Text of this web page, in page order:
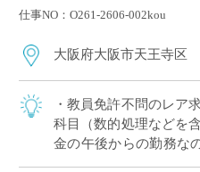
仕事NO：O261-2606-002kou
大阪府大阪市天王寺区
・教員免許不問のレア
科目（数的処理などを
金の午後からの勤務な
リ！ ・テスト作成や